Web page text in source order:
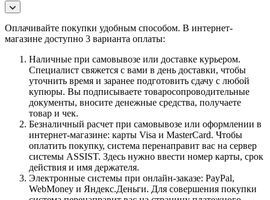
Оплачивайте покупки удобным способом. В интернет-
магазине доступно 3 варианта оплаты:
Наличные при самовывозе или доставке курьером.
Специалист свяжется с вами в день доставки, чтобы
уточнить время и заранее подготовить сдачу с любой
купюры. Вы подписываете товаросопроводительные
документы, вносите денежные средства, получаете
товар и чек.
Безналичный расчет при самовывозе или оформлении в
интернет-магазине: карты Visa и MasterCard. Чтобы
оплатить покупку, система перенаправит вас на сервер
системы ASSIST. Здесь нужно ввести номер карты, срок
действия и имя держателя.
Электронные системы при онлайн-заказе: PayPal,
WebMoney и Яндекс.Деньги. Для совершения покупки